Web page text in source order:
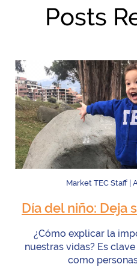
Posts
Market TEC Staff |
Día del niño: Deja
¿Cómo explicar la
nuestras vidas? Es
como